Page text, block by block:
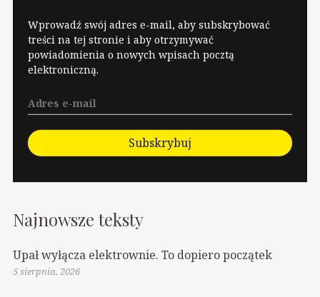
Wprowadź swój adres e-mail, aby subskrybować
treści na tej stronie i aby otrzymywać
powiadomienia o nowych wpisach pocztą
elektroniczną.
Subskrybuj
Najnowsze teksty
Upał wyłącza elektrownie. To dopiero początek
5 sierpnia, 2026